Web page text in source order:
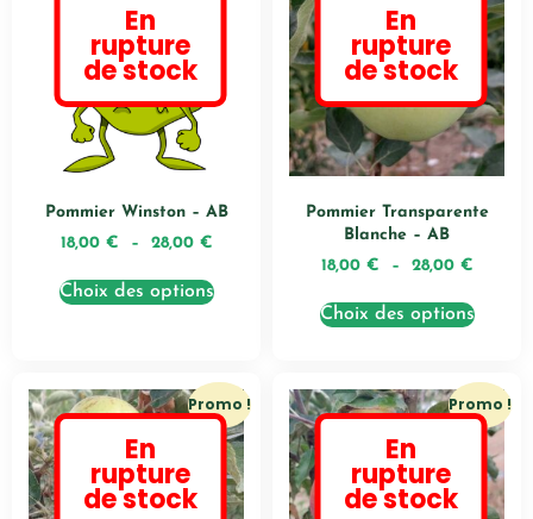
En
rupture
de stock
Pommier Winston – AB
18,00 € – 28,00 €
Choix des options
En
rupture
de stock
Pommier Transparente
Blanche – AB
18,00 € – 28,00 €
Choix des options
En
rupture
de stock
Promo !
En
rupture
de stock
Promo !